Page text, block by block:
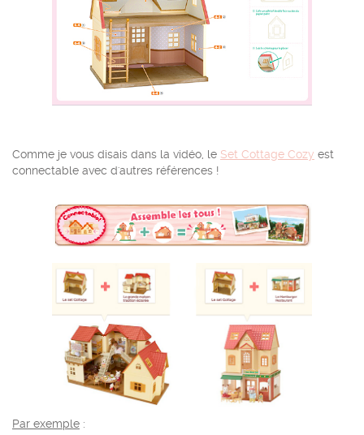
Comme je vous disais dans la vidéo, le Set Cottage Cozy est
connectable avec d'autres références !
Par exemple :